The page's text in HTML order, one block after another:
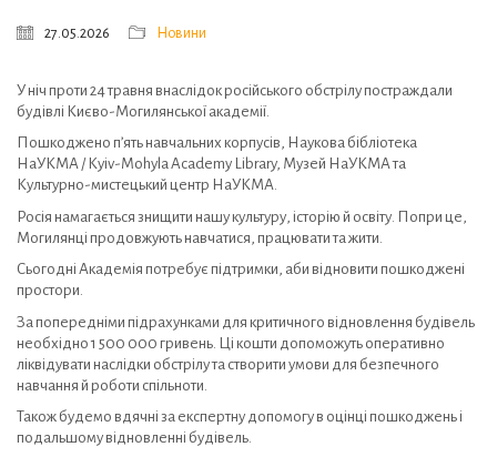
27.05.2026 Новини
У ніч проти 24 травня внаслідок російського обстрілу постраждали
будівлі Києво-Могилянської академії.
Пошкоджено п’ять навчальних корпусів, Наукова бібліотека
НаУКМА / Kyiv-Mohyla Academy Library, Музей НаУКМА та
Культурно-мистецький центр НаУКМА.
Росія намагається знищити нашу культуру, історію й освіту. Попри це,
Могилянці продовжують навчатися, працювати та жити.
Сьогодні Академія потребує підтримки, аби відновити пошкоджені
простори.
За попередніми підрахунками для критичного відновлення будівель
необхідно 1 500 000 гривень. Ці кошти допоможуть оперативно
ліквідувати наслідки обстрілу та створити умови для безпечного
навчання й роботи спільноти.
Також будемо вдячні за експертну допомогу в оцінці пошкоджень і
подальшому відновленні будівель.